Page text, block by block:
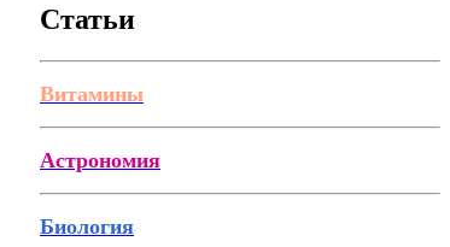
Статьи
Витамины
Астрономия
Биология